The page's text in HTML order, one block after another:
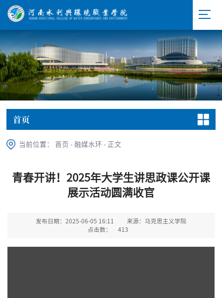
首页
当前位置： 首页 - 融媒水环 - 正文
青春开讲！2025年大学生讲思政课公开课
展示活动圆满收官
发布日期：2025-06-05 16:11
来源：马克思主义学院
点击数：
413